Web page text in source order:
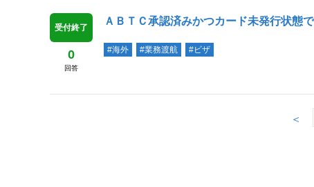
受付終了
0
回答
ＡＢＴＣ承認済みかつカード未発行状態
#海外 #業務渡航
#ビザ
＜